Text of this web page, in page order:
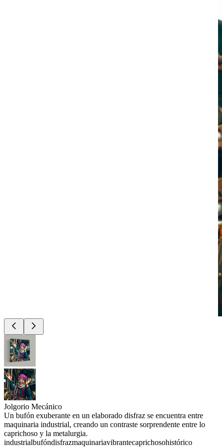
Jolgorio Mecánico
Un bufón exuberante en un elaborado disfraz se encuentra entre
maquinaria industrial, creando un contraste sorprendente entre lo
caprichoso y la metalurgia.
industrialbufóndisfrazmaquinariavibrantecaprichosohistórico